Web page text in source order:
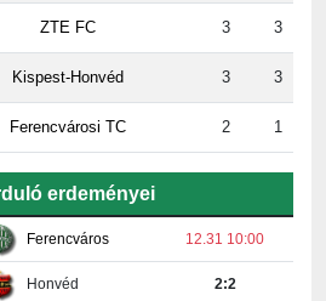
Kispest-Honvéd 3 3
Ferencvárosi TC 2 1
Ferencváros
Honvéd 2:2
Nyíregyháza 1:0